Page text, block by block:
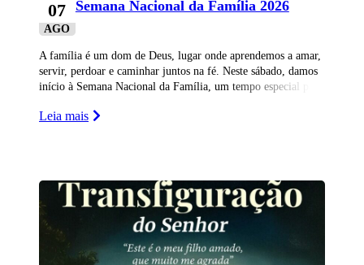
07
AGO
Semana Nacional da Família 2026
A família é um dom de Deus, lugar onde aprendemos a amar,
servir, perdoar e caminhar juntos na fé. Neste sábado, damos
início à Semana Nacional da Família, um tempo especial para
Leia mais